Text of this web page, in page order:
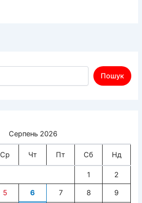
Пошук
Серпень 2026
Ср Чт Пт Сб Нд
1 2
5 6 7 8 9